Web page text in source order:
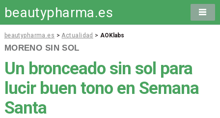
beautypharma.es
beautypharma.es >Actualidad >AOKlabs
MORENO SIN SOL
Un bronceado sin sol para
lucir buen tono en Semana
Santa